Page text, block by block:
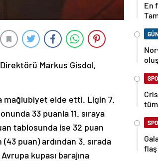
Markus Gisdol,
mağlubiyet elde etti. Ligin 7.
33 puanla 11. sıraya
tablosunda ise 32 puan
puan) ardından 3. sırada
kupası barajına
En
flaş